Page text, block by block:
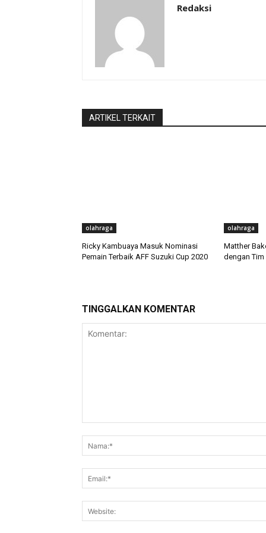
Redaksi
ARTIKEL TERKAIT
olahraga
Ricky Kambuaya Masuk Nominasi
Pemain Terbaik AFF Suzuki Cup 2020
olahraga
Matther
dengan Tim
TINGGALKAN KOMENTAR